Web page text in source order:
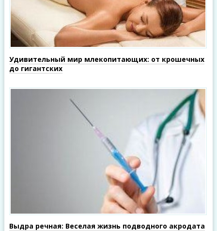
Удивительный мир млекопитающих: от крошечных
до гигантских
Выдра речная: Веселая жизнь подводного акродата